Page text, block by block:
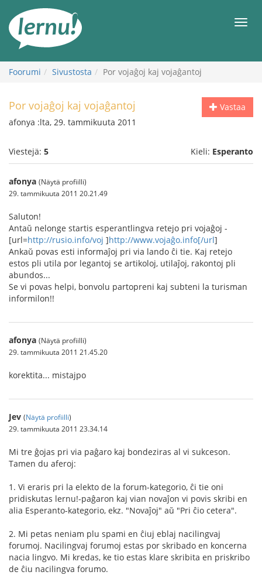
sisältöön
Foorumi Sivustosta Por vojaĝoj kaj vojaĝantoj
Vastaa
Por vojaĝoj kaj vojaĝantoj
afonya :lta, 29. tammikuuta 2011
Viestejä: 5 Kieli: Esperanto
afonya (Näytä profiilli)
29. tammikuuta 2011 20.21.49
Saluton!
Antaŭ nelonge startis esperantlingva retejo pri vojaĝoj -
[url=http://rusio.info/voj ]http://www.vojaĝo.info[/url]
Ankaŭ povas esti informaĵoj pri via lando ĉi tie. Kaj retejo
estos pli utila por legantoj se artikoloj, utilaĵoj, rakontoj pli
abundos...
Se vi povas helpi, bonvolu partopreni kaj subteni la turisman
informilon!!
afonya (Näytä profiilli)
29. tammikuuta 2011 21.45.20
korektita... mistajpo
Jev (Näytä profiilli)
29. tammikuuta 2011 23.34.14
Mi tre ĝojas pri via paĝaro kaj bondeziras al vi sukceson.
Tamen du aferoj:
1. Vi eraris pri la elekto de la forum-kategorio, ĉi tie oni
pridiskutas lernu!-paĝaron kaj vian novaĵon vi povis skribi en
alia Esperanto-kategorio, ekz. "Novaĵoj" aŭ "Pri ĉio cetera".
2. Mi petas neniam plu spami en ĉiuj eblaj nacilingvaj
forumoj. Nacilingvaj forumoj estas por skribado en koncerna
nacia lingvo. Mi kredas, ke tio estas klare skribita en priskribo
de ĉiu nacilingva forumo.